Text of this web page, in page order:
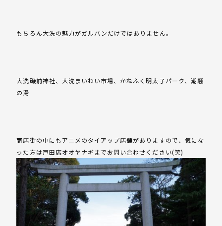
もちろん大洗の魅力がガルパンだけではありません。
大洗磯前神社、大洗まいわい市場、かねふく明太子パーク、潮騒
の湯
商店街の中にもアニメのタイアップ店舗がありますので、気にな
った方は戸田店オオヤナギまでお問い合わせください(笑)